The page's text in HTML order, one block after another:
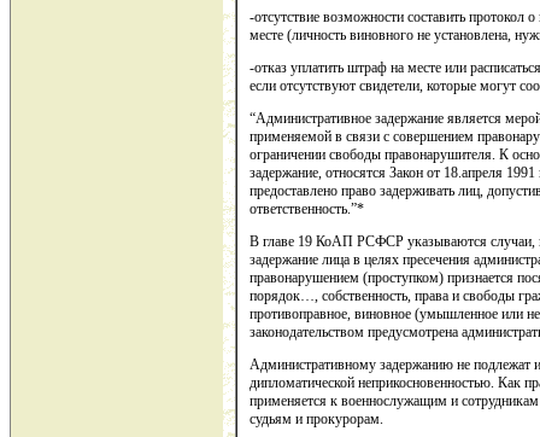
-отсутствие возможности составить протокол
месте (личность виновного не установлена,
-отказ уплатить штраф на месте или
если отсутствуют свидетели, которые могут
“Административное задержание является
применяемой в связи с совершением
ограничении свободы правонарушителя. К
задержание, относятся Закон от 18.апреля
предоставлено право задерживать лиц,
ответственность.”*
В главе 19 КоАП РСФСР указываются случаи,
задержание лица в целях пресечения
правонарушением (проступком) признается
порядок…, собственность, права и свободы
противоправное, виновное (умышленное или
законодательством предусмотрена
Административному задержанию не подлежат
дипломатической неприкосновенностью. Как
применяется к военнослужащим и
судьям и прокурорам.